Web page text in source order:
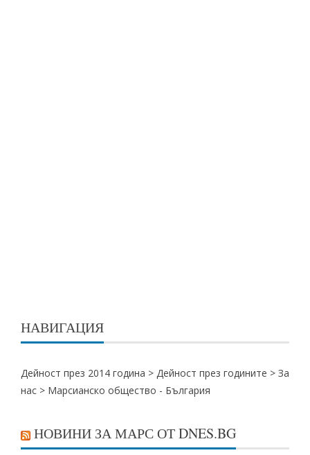
НАВИГАЦИЯ
Дейност през 2014 година > Дейност през годините > За
нас > Марсианско общество - България
НОВИНИ ЗА МАРС ОТ DNES.BG